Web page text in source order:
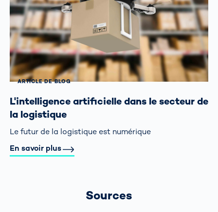
ARTICLE DE BLOG
L'intelligence artificielle dans le secteur de
la logistique
Le futur de la logistique est numérique
En savoir plus
Sources